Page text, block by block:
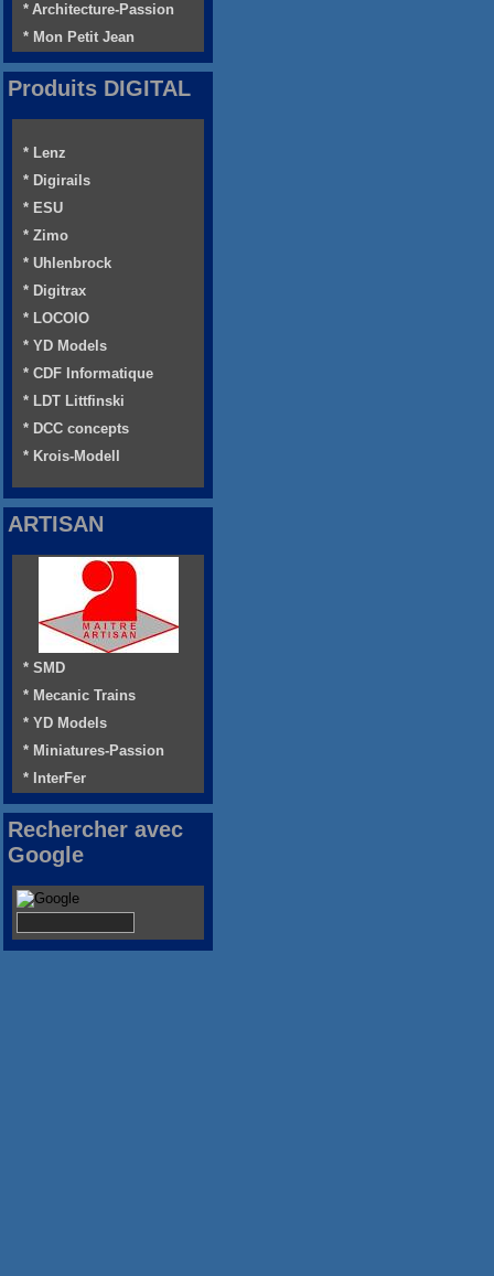
* Architecture-Passion
* Mon Petit Jean
Produits DIGITAL
* Lenz
* Digirails
* ESU
* Zimo
* Uhlenbrock
* Digitrax
* LOCOIO
* YD Models
* CDF Informatique
* LDT Littfinski
* DCC concepts
* Krois-Modell
ARTISAN
* SMD
* Mecanic Trains
* YD Models
* Miniatures-Passion
* InterFer
Rechercher avec
Google